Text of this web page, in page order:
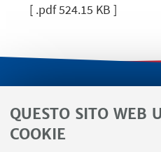
QUESTO SITO WEB
COOKIE
[ .pdf 524.15 KB ]